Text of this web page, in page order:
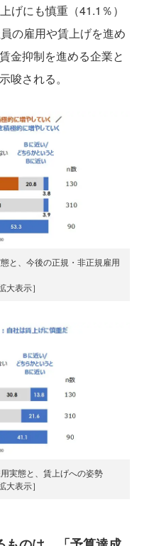
げにも慎重（41.1％）
の雇用や賃上げを進め
金抑制を進める企業と
唆される。
と、今後の正規・非正規雇用
大表示］
実態と、賃上げへの姿勢
大表示］